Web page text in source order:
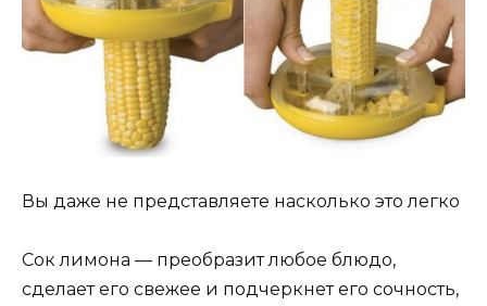
Вы даже не представляете насколько это легко
Сок лимона — преобразит любое блюдо,
сделает его свежее и подчеркнет его сочность,